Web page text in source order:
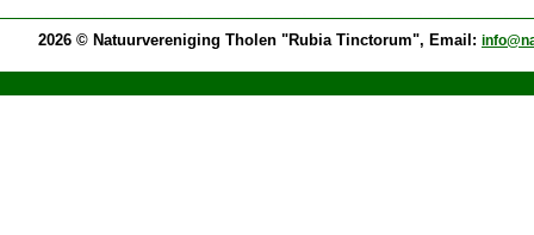
2026 © Natuurvereniging Tholen "Rubia Tinctorum", Email: